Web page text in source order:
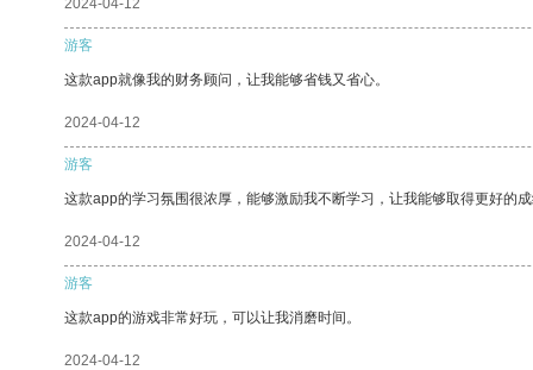
2024-04-12
游客
这款app就像我的财务顾问，让我能够省钱又省心。
2024-04-12
游客
这款app的学习氛围很浓厚，能够激励我不断学习，让我能够取得更好的
2024-04-12
游客
这款app的游戏非常好玩，可以让我消磨时间。
2024-04-12